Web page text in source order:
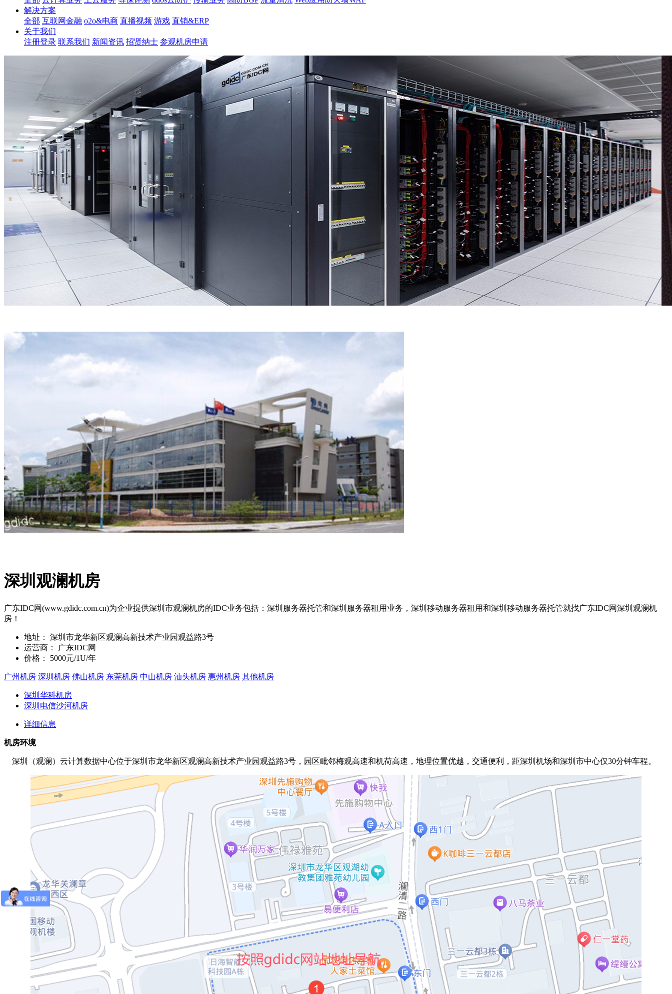
解决方案
全部 互联网金融 o2o&电商 直播视频 游戏 直销&ERP
关于我们
注册登录 联系我们 新闻资讯 招贤纳士 参观机房申请
深圳观澜机房
广东IDC网(www.gdidc.com.cn)为企业提供深圳市观澜机房的IDC业务包括：深圳服务器托管和深圳服务器租用业务，深圳移动服务器租用和深圳移动服务器托管就找广东IDC网深圳观澜机
房！
地址：
深圳市龙华新区观澜高新技术产业园观益路3号
运营商：
广东IDC网
价格：
5000元/1U/年
广州机房 深圳机房 佛山机房 东莞机房 中山机房 汕头机房 惠州机房 其他机房
深圳华科机房
深圳电信沙河机房
详细信息
机房环境
深圳（观澜）云计算数据中心位于深圳市龙华新区观澜高新技术产业园观益路3号，园区毗邻梅观高速和机荷高速，地理位置优越，交通便利，距深圳机场和深圳市中心仅30分钟车程。